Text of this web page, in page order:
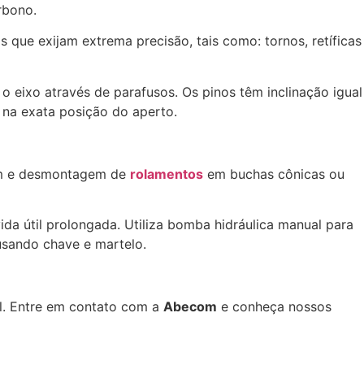
que exijam extrema precisão, tais como: tornos, retíficas
eixo através de parafusos. Os pinos têm inclinação igual
exata posição do aperto.
e desmontagem de rolamentos em buchas cônicas ou
útil prolongada. Utiliza bomba hidráulica manual para
chave e martelo.
Entre em contato com a Abecom e conheça nossos